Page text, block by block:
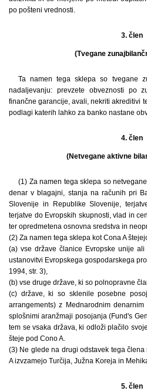
po pošteni vrednosti.
3. člen
(Tvegane
Ta namen tega sklepa so tvegane
nadaljevanju: prevzete obveznosti po
finančne garancije, avali, nekriti akreditivi
podlagi katerih lahko za banko nastane
4. člen
(Netvegane aktivne
(1) Za namen tega sklepa so
denar v blagajni, stanja na računih pri
Slovenije in Republike Slovenije,
terjatve do Evropskih skupnosti, vlad in
ter opredmetena osnovna sredstva in
(2) Za namen tega sklepa kot Cona A
(a) vse države članice Evropske unije
ustanovitvi Evropskega gospodarskega
1994, str. 3),
(b) vse druge države, ki so polnopravne
(c) države, ki so sklenile posebne
arrangements) z Mednarodnim
splošnimi aranžmaji posojanja (Fund's
tem se vsaka država, ki odloži plačilo
šteje pod Cono A.
(3) Ne glede na drugi odstavek tega
A izvzamejo Turčija, Južna Koreja in
5. člen